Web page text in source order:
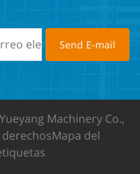
Machinery Co.,
Mapa del